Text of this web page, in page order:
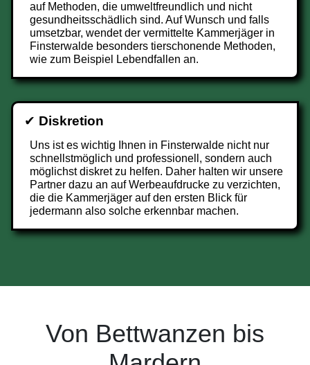
auf Methoden, die umweltfreundlich und nicht
gesundheitsschädlich sind. Auf Wunsch und falls
umsetzbar, wendet der vermittelte Kammerjäger in
Finsterwalde besonders tierschonende Methoden,
wie zum Beispiel Lebendfallen an.
✔ Diskretion
Uns ist es wichtig Ihnen in Finsterwalde nicht nur
schnellstmöglich und professionell, sondern auch
möglichst diskret zu helfen. Daher halten wir unsere
Partner dazu an auf Werbeaufdrucke zu verzichten,
die die Kammerjäger auf den ersten Blick für
jedermann also solche erkennbar machen.
Von Bettwanzen bis